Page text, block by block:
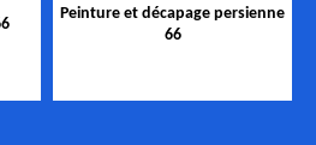
Peinture et décapage persienne
66